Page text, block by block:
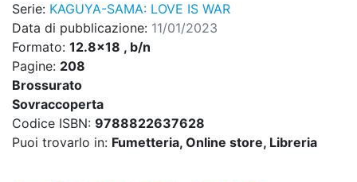
Serie: KAGUYA-SAMA: LOVE IS WAR
Data di pubblicazione: 11/01/2023
Formato: 12.8x18 , b/n
Pagine: 208
Brossurato
Sovraccoperta
Codice ISBN: 9788822637628
Puoi trovarlo in: Fumetteria, Online store, Libreria